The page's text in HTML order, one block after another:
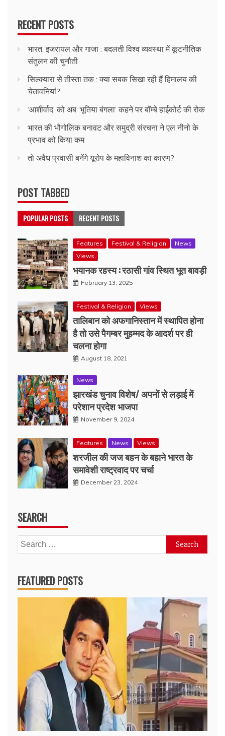
RECENT POSTS
भारत, इजरायल और गाजा : बदलती विश्व व्यवस्था में कूटनीतिक
संतुलन की चुनौती
सिल्क्यारा से तीस्ता तक : क्या सबक सिखा रही हैं हिमालय की
चेतावनियां?
‘आशीर्वाद’ को अब ‘भूतिया बंगला’ कहने पर बॉम्बे हाईकोर्ट की रोक
भारत की भौगोलिक बनावट और समुद्री संरचना ने एल नीनो के
प्रभाव को किया कम
तो अवैध प्रवासी बनेंगे यूरोप के महाविनाश का कारण?
POST TABBED
POPULAR POSTS RECENT POSTS
Features Festival & Religion
News
Views
भयानक रहस्य : रठासी गांव स्थित भूत बावड़ी
February 13, 2025
Festival & Religion Views
तालिबान को अफगानिस्तान में स्थापित होना
है तो उसे पैगम्बर मुहम्मद के आदर्श पर ही
चलना होगा
August 18, 2021
News
झारखंड चुनाव विशेष/ अपनों से लड़ाई में
परेशान प्रदेश भाजपा
November 9, 2024
Features News Views
शरजील की जज बहन के बहाने भारत के
समावेशी राष्ट्रवाद पर चर्चा
December 23, 2024
SEARCH
Search
for:
FEATURED POSTS